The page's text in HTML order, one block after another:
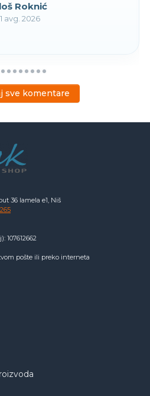
Roknić
avg. 2026
sve komentare
36 lamela e1, Niš
107612662
pošte ili preko interneta